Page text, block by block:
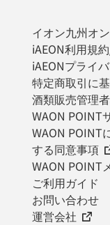
イオン九州オ
iAEON利用規
iAEONプライ
特定商取引に
酒類販売管理
WAON POINT
WAON POINT
する同意事項
WAON POINT
ご利用ガイド
お問い合わせ
運営会社